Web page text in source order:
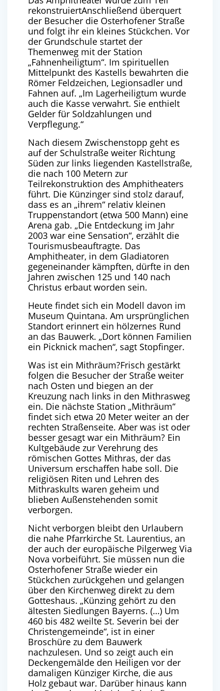
rekonstruiertAnschließend überquert
der Besucher die Osterhofener Straße
und folgt ihr ein kleines Stückchen. Vor
der Grundschule startet der
Themenweg mit der Station
„Fahnenheiligtum“. Im spirituellen
Mittelpunkt des Kastells bewahrten die
Römer Feldzeichen, Legionsadler und
Fahnen auf. „Im Lagerheiligtum wurde
auch die Kasse verwahrt. Sie enthielt
Gelder für Soldzahlungen und
Verpflegung.“
Nach diesem Zwischenstopp geht es
auf der Schulstraße weiter Richtung
Süden zur links liegenden Kastellstraße,
die nach 100 Metern zur
Teilrekonstruktion des Amphitheaters
führt. Die Künzinger sind stolz darauf,
dass es an „ihrem“ relativ kleinen
Truppenstandort (etwa 500 Mann) eine
Arena gab. „Die Entdeckung im Jahr
2003 war eine Sensation“, erzählt die
Tourismusbeauftragte. Das
Amphitheater, in dem Gladiatoren
gegeneinander kämpften, dürfte in den
Jahren zwischen 125 und 140 nach
Christus erbaut worden sein.
Heute findet sich ein Modell davon im
Museum Quintana. Am ursprünglichen
Standort erinnert ein hölzernes Rund
an das Bauwerk. „Dort können Familien
ein Picknick machen“, sagt Stopfinger.
Was ist ein Mithräum?Frisch gestärkt
folgen die Besucher der Straße weiter
nach Osten und biegen an der
Kreuzung nach links in den Mithrasweg
ein. Die nächste Station „Mithräum“
findet sich etwa 20 Meter weiter an der
rechten Straßenseite. Aber was ist oder
besser gesagt war ein Mithräum? Ein
Kultgebäude zur Verehrung des
römischen Gottes Mithras, der das
Universum erschaffen habe soll. Die
religiösen Riten und Lehren des
Mithraskults waren geheim und
blieben Außenstehenden somit
verborgen.
Nicht verborgen bleibt den Urlaubern
die nahe Pfarrkirche St. Laurentius, an
der auch der europäische Pilgerweg Via
Nova vorbeiführt. Sie müssen nun die
Osterhofener Straße wieder ein
Stückchen zurückgehen und gelangen
über den Kirchenweg direkt zu dem
Gotteshaus. „Künzing gehört zu den
ältesten Siedlungen Bayerns. (…) Um
460 bis 482 weilte St. Severin bei der
Christengemeinde“, ist in einer
Broschüre zu dem Bauwerk
nachzulesen. Und so zeigt auch ein
Deckengemälde den Heiligen vor der
damaligen Künziger Kirche, die aus
Holz gebaut war. Darüber hinaus kann